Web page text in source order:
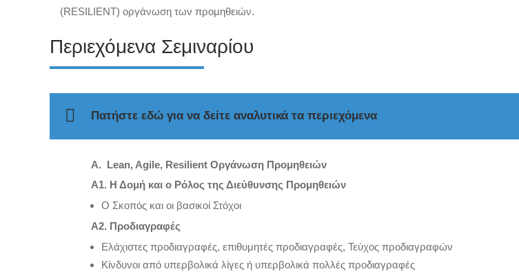
(RESILIENT) οργάνωση των προμηθειών.
Περιεχόμενα Σεμιναρίου
Πατήστε εδώ για να δείτε αναλυτικά τα περιεχόμενα
Α. Lean, Agile, Resilient Οργάνωση Προμηθειών
Α1. Η Δομή και ο Ρόλος της Διεύθυνσης Προμηθειών
Ο Σκοπός και οι βασικοί Στόχοι
Α2. Προδιαγραφές
Ελάχιστες προδιαγραφές, επιθυμητές προδιαγραφές, Τεύχος προδιαγραφών
Κίνδυνοι από υπερβολικά λίγες ή υπερβολικά πολλές προδιαγραφές